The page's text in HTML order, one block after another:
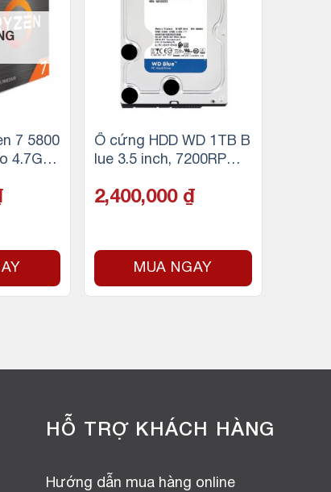
7 5800
4.7GHz
Ổ cứng HDD WD 1TB B
lue 3.5 inch, 7200RPM,
2,400,000 ₫
MUA NGAY
HỖ TRỢ KHÁCH HÀNG
Hướng dẫn mua hàng online